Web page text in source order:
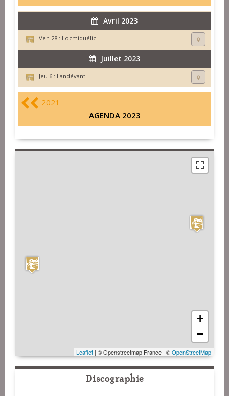
Avril 2023
Ven 28 : Locmiquélic
Juillet 2023
Jeu 6 : Landévant
2021
AGENDA 2023
+
−
Leaflet | © Openstreetmap France | ©OpenStreetMap
Discographie